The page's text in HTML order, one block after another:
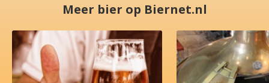
Meer bier op Biernet.nl